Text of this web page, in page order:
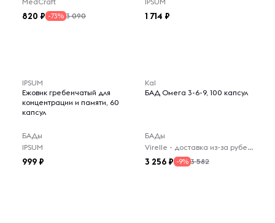
820 -73% 3 090 1 714
IPSUM
Ежовик гребенчатый для
концентрации и памяти, 60
капсул
БАДы
IPSUM
999
Kal
БАД Омега 3-6-9, 100 капсул
БАДы
Virelle - доставка из-за рубежа
3 256 -9% 3 582